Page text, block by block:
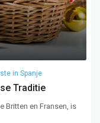
in Spanje
Traditie
Britten en Fransen, is